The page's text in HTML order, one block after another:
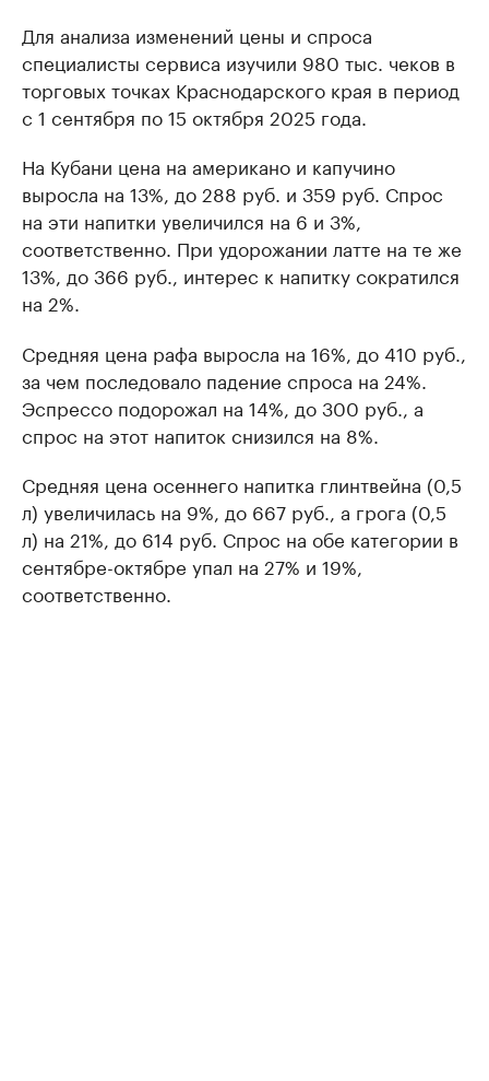
Для анализа изменений цены и спроса
специалисты сервиса изучили 980 тыс. чеков в
торговых точках Краснодарского края в период
с 1 сентября по 15 октября 2025 года.
На Кубани цена на американо и капучино
выросла на 13%, до 288 руб. и 359 руб. Спрос
на эти напитки увеличился на 6 и 3%,
соответственно. При удорожании латте на те же
13%, до 366 руб., интерес к напитку сократился
на 2%.
Средняя цена рафа выросла на 16%, до 410 руб.,
за чем последовало падение спроса на 24%.
Эспрессо подорожал на 14%, до 300 руб., а
спрос на этот напиток снизился на 8%.
Средняя цена осеннего напитка глинтвейна (0,5
л) увеличилась на 9%, до 667 руб., а грога (0,5
л) на 21%, до 614 руб. Спрос на обе категории в
сентябре-октябре упал на 27% и 19%,
соответственно.